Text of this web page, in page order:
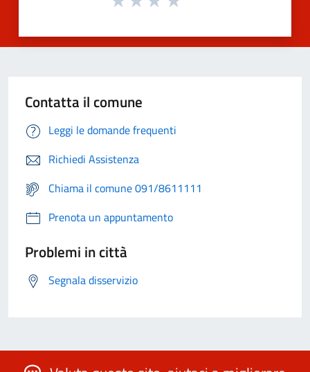
Contatta il comune
Leggi le domande frequenti
Richiedi Assistenza
Chiama il comune 091/8611111
Prenota un appuntamento
Problemi in città
Segnala disservizio